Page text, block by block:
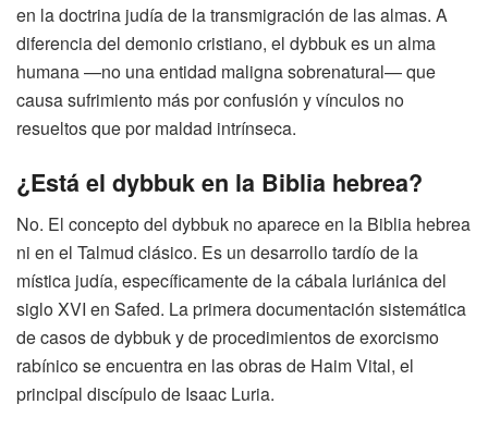
en la doctrina judía de la transmigración de las almas. A
diferencia del demonio cristiano, el dybbuk es un alma
humana —no una entidad maligna sobrenatural— que
causa sufrimiento más por confusión y vínculos no
resueltos que por maldad intrínseca.
¿Está el dybbuk en la Biblia hebrea?
No. El concepto del dybbuk no aparece en la Biblia hebrea
ni en el Talmud clásico. Es un desarrollo tardío de la
mística judía, específicamente de la cábala luriánica del
siglo XVI en Safed. La primera documentación sistemática
de casos de dybbuk y de procedimientos de exorcismo
rabínico se encuentra en las obras de Haim Vital, el
principal discípulo de Isaac Luria.